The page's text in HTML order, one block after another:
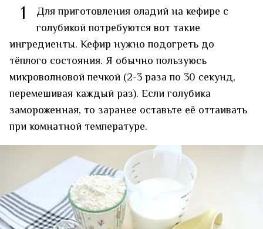
1
Для приготовления оладий на кефире с
голубикой потребуются вот такие
ингредиенты. Кефир нужно подогреть до
тёплого состояния. Я обычно пользуюсь
микроволновой печкой (2-3 раза по 30 секунд,
перемешивая каждый раз). Если голубика
замороженная, то заранее оставьте её оттаивать
при комнатной температуре.